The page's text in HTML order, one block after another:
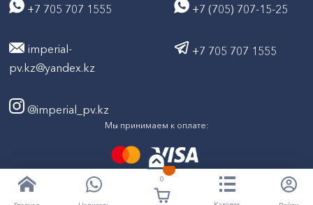
0
+7 705 707 1555 +7 (705) 707-15-25
imperial-
pv.kz@yandex.kz
+7 705 707 1555
@imperial_pv.kz
Мы принимаем к оплате:
Все права защищены © ТД "Империал" 2020- 2026